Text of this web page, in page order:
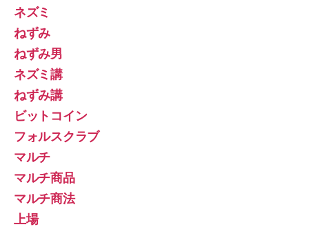
ネズミ
ねずみ
ねずみ男
ネズミ講
ねずみ講
ビットコイン
フォルスクラブ
マルチ
マルチ商品
マルチ商法
上場